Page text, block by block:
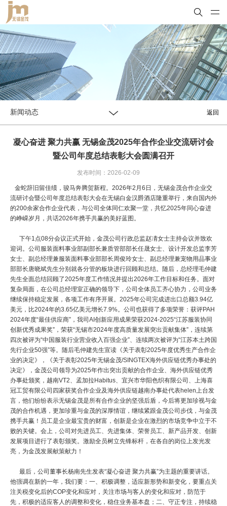
新闻动态 返回
凝心奋进 聚力共赢 无锡金茂2025年合作企业交流研讨会
暨公司年度总结表彰大会圆满召开
发布时间：2026-02-09
金蛇辞旧留佳绩，骏马奔腾贺新程。2026年2月6日，无锡金茂合作企业交
流研讨会暨公司年度总结表彰大会在无锡白金汉爵酒店隆重举行，来自国内外
的200余家合作企业代表，与公司全体同仁欢聚一堂，共忆2025年同心奋进
的峥嵘岁月，共话2026年携手共赢的美好蓝图。
下午1点08分会议正式开始，金茂公司行政总监赵凊女士主持会议并致欢
迎词。公司服装面料事业部副部长兼质管部部长任晟女士、设计开发总监李芳
女士、副总经理兼服装面料事业部部长周俊玲女士、副总经理兼宠物用品事业
部部长唐晓斌先生分别就各分管的板块进行回顾和总结。随后，总经理毛仲建
先生全面总结回顾了2025年度工作情况并提出2026年工作目标和任务。面对
复杂局面，在公司总经理室正确的领导下，公司全体员工齐心协力，公司业务
继续保持稳定发展，各项工作有序开展。2025年公司完成进出口总额3.94亿
美元，比2024年的3.65亿美元增长7.9%。公司也获得了多项荣誉：获评PAH
2024年度“最佳供应商”，我司AI创新应用成果荣获2024-2025“江苏服装协同
创新优秀成果奖”，荣获“无锡市2024年度高质量发展突出贡献集体”，连续第
四次被评为“中国服装行业营业收入百强企业”、连续两次被评为“江苏本土跨国
先行企业50强”等。随后毛仲建先生宣读《关于表彰2025年度优秀生产合作企
业的决定》，《关于表彰2025年无锡金茂/SINGTEX海外供应链优秀办事处的
决定》，金茂公司领导为2025年作出突出贡献的合作企业、海外供应链优秀
办事处颁奖，越南VT2、孟加拉Habitus、宜兴市华阳色织有限公司、上海喜
冠工贸有限公司四家获奖合作企业及海外供应链越南办事处代表helen上台发
言，他们纷纷表示无锡金茂是所有合作企业的坚强后盾，今后将更加珍视与金
茂的合作机遇，更加珍重与金茂的深厚情谊，继续紧跟金茂公司步伐，与金茂
携手共赢！员工是企业最宝贵的财富，创新是企业在激烈的市场竞争中立于不
败的关键。会上，公司对先进员工、先进集体、荣誉员工、新产品开发、创新
发展项目进行了表彰颁奖。激励全员树立先锋标杆，在各自的岗位上发光发
亮，为金茂发展献策献力！
最后 ，公司董事长杨南先生发表“凝心奋进 聚力共赢”为主题的重要讲话。
他强调在新的一年，我们要：一、积极调整，适应新形势和新变化，要重点关
注关税变化后的COP变化和应对，关注市场与客人的变化和应对，防范于
先，积极的适应客人的调整和变化，稳住业务基本盘；二、守正专注，持续稳